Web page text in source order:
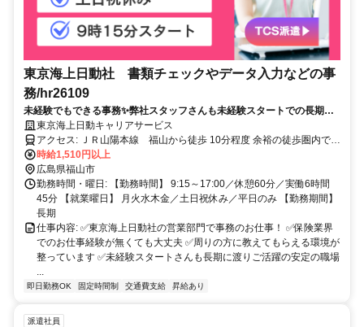
東京海上日動社 書類チェックやデータ入力などの事
務/hr26109
未経験でもできる事務✨弊社スタッフさんも未経験スタートでの長期勤
務が叶いました✨専用システム使用で複雑なExcel等のスキルは不要です
✅
東京海上日動キャリアサービス
アクセス: ＪＲ山陽本線 福山から徒歩 10分程度 余裕の徒歩圏内で
す！
時給1,510円以上
広島県福山市
勤務時間・曜日: 【勤務時間】 9:15～17:00／休憩60分／実働6時間
45分 【就業曜日】 月火水木金／土日祝休み／平日のみ 【勤務期間】
長期
仕事内容: ✅東京海上日動社の営業部門で事務のお仕事！ ✅保険業界
でのお仕事経験が無くても大丈夫 ✅周りの方に教えてもらえる環境が
整っています ✅未経験スタートさんも長期に渡りご活躍の安定の職場
...
即日勤務OK 固定時間制 交通費支給 昇給あり
派遣社員